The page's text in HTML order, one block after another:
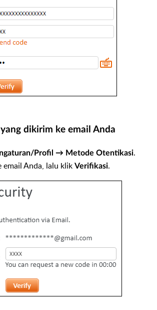
dikirim ke email Anda
Profil → Metode Otentikasi.
email Anda, lalu klik Verifikasi.